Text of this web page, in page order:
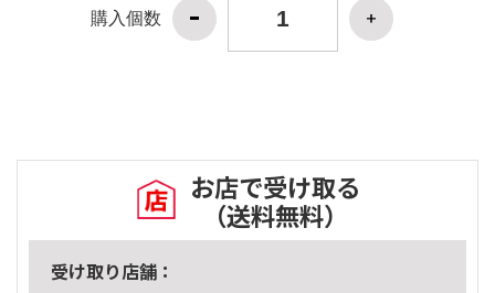
購入個数
お店で受け取る
（送料無料）
受け取り店舗：